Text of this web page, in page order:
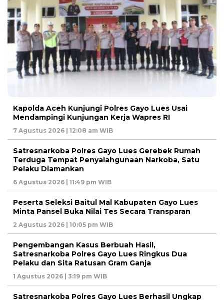
Kapolda Aceh Kunjungi Polres Gayo Lues Usai
Mendampingi Kunjungan Kerja Wapres RI
7 Agustus 2026 | 12:08 am WIB
Satresnarkoba Polres Gayo Lues Gerebek Rumah
Terduga Tempat Penyalahgunaan Narkoba, Satu
Pelaku Diamankan
6 Agustus 2026 | 11:49 pm WIB
Peserta Seleksi Baitul Mal Kabupaten Gayo Lues
Minta Pansel Buka Nilai Tes Secara Transparan
2 Agustus 2026 | 10:05 pm WIB
Pengembangan Kasus Berbuah Hasil,
Satresnarkoba Polres Gayo Lues Ringkus Dua
Pelaku dan Sita Ratusan Gram Ganja
1 Agustus 2026 | 3:19 pm WIB
Satresnarkoba Polres Gayo Lues Berhasil Ungkap